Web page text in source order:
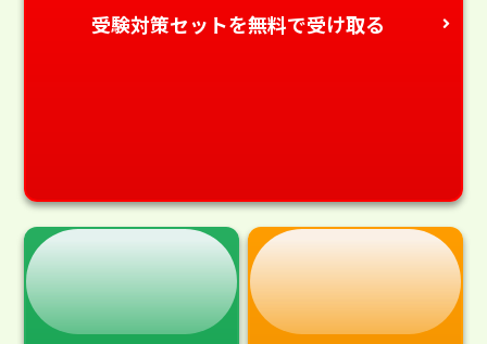
受験対策セットを無料で受け取る